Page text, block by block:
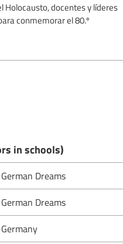
Holocausto, docentes y líderes
conmemorar el 80.º
in schools)
German Dreams
German Dreams
Germany